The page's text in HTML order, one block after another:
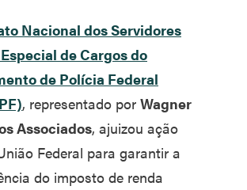
Nacional dos Servidores
de Cargos do
de Polícia Federal
, representado por Wagner
Associados, ajuizou ação
Federal para garantir a
do imposto de renda